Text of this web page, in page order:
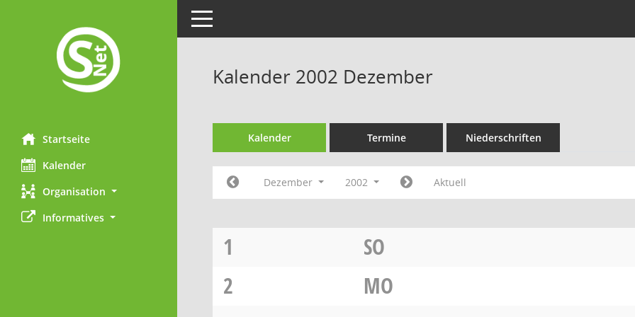
Startseite
Kalender
Organisation
Informatives
Toggle navigation
Kalender 2002 Dezember
Kalender Termine Niederschriften
Dezember 2002 Aktuell
1
SO
2
MO